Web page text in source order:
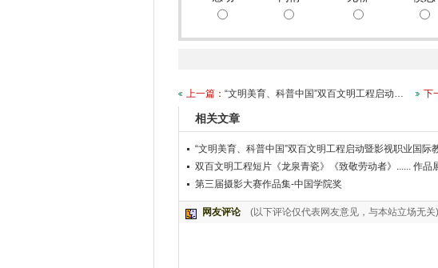
上一篇： “文明美育、科普中国”双百文明工程启动… 下
相关文章
“文明美育、科普中国”双百文明工程启动暨影视职业国际
双百文明工程短片《龙泉青瓷》《致敬劳动者》...... 作品
第三届摄影大赛作品集-中国学院奖
网友评论 (以下评论仅代表网友意见，与本站立场无关)